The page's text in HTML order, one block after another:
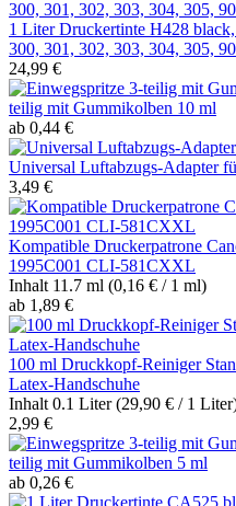
1 Liter Druckertinte H428
300, 301, 302, 303, 304, 305,
24,99 €
teilig mit Gummikolben 10 ml
ab 0,44 €
Universal Luftabzugs-Adapter
3,49 €
Kompatible Druckerpatrone
1995C001 CLI-581CXXL
Inhalt 11.7 ml (0,16 € / 1 ml)
ab 1,89 €
100 ml Druckkopf-Reiniger
Latex-Handschuhe
Inhalt 0.1 Liter(29,90 € / 1
2,99 €
teilig mit Gummikolben 5 ml
ab 0,26 €